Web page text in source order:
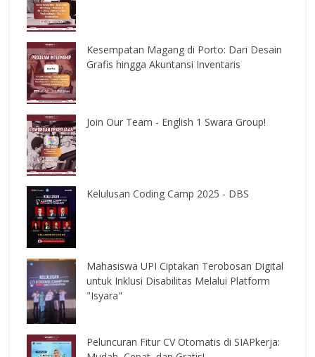
Kesempatan Magang di Porto: Dari Desain
Grafis hingga Akuntansi Inventaris
Join Our Team - English 1 Swara Group!
Kelulusan Coding Camp 2025 - DBS
Mahasiswa UPI Ciptakan Terobosan Digital
untuk Inklusi Disabilitas Melalui Platform
"Isyara"
Peluncuran Fitur CV Otomatis di SIAPkerja: